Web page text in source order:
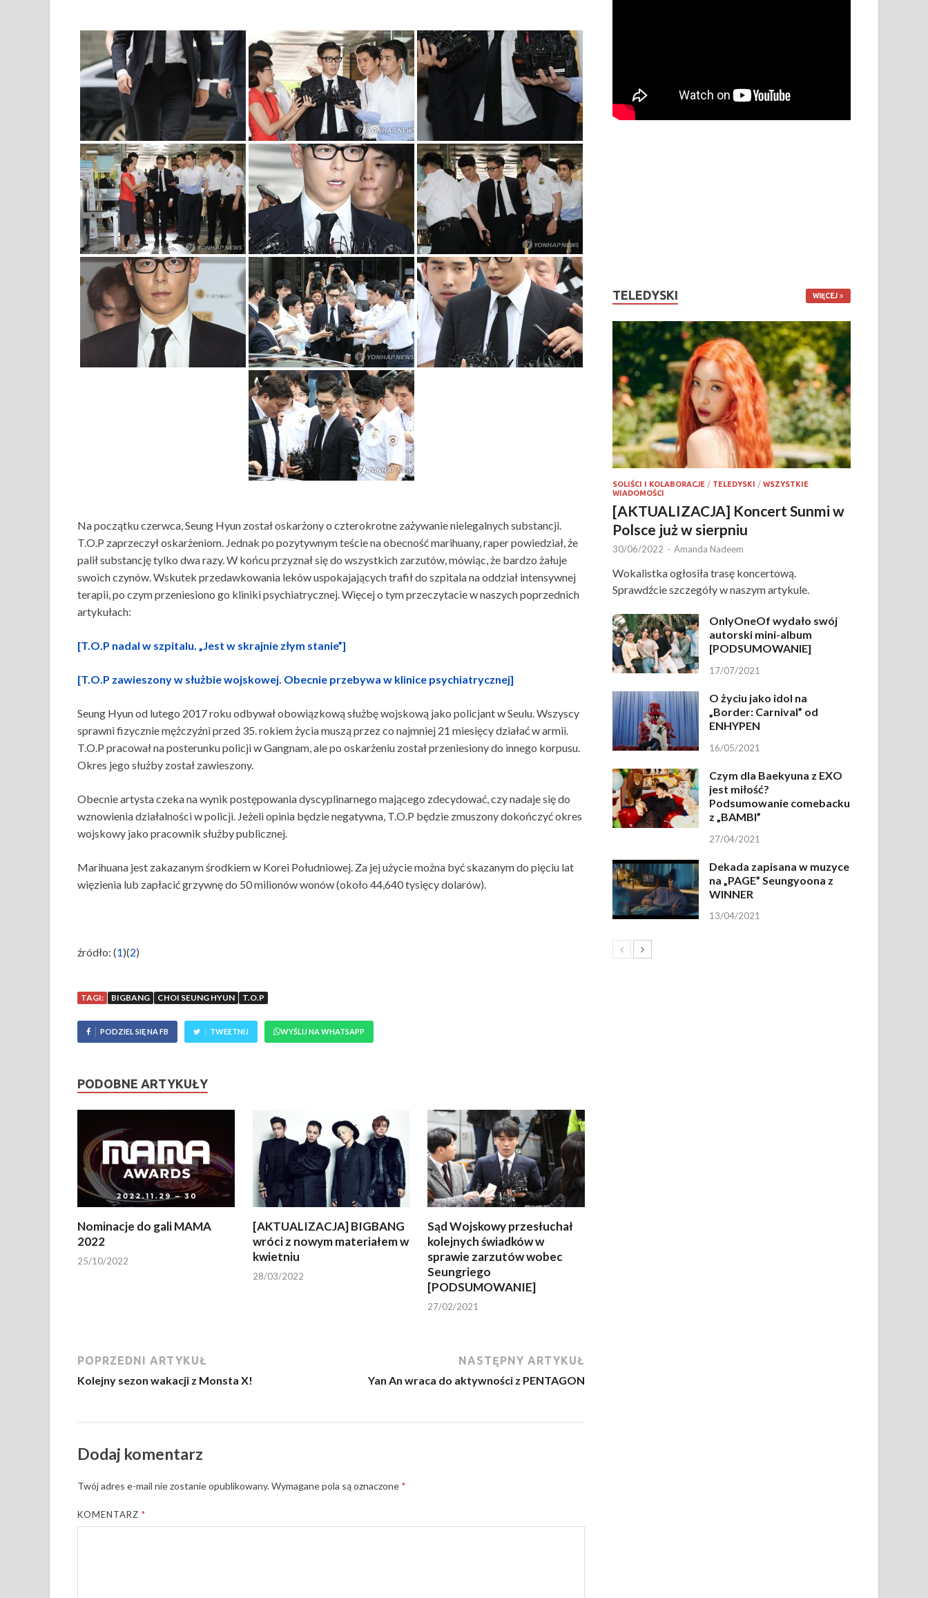
Na początku czerwca, Seung Hyun został oskarżony o czterokrotne zażywanie nielegalnych substancji.
T.O.P zaprzeczył oskarżeniom. Jednak po pozytywnym teście na obecność marihuany, raper powiedział, że
palił substancję tylko dwa razy. W końcu przyznał się do wszystkich zarzutów, mówiąc, że bardzo żałuje
swoich czynów. Wskutek przedawkowania leków uspokajających trafił do szpitala na oddział intensywnej
terapii, po czym przeniesiono go kliniki psychiatrycznej. Więcej o tym przeczytacie w naszych poprzednich
artykułach:
[T.O.P nadal w szpitalu. „Jest w skrajnie złym stanie”]
[T.O.P zawieszony w służbie wojskowej. Obecnie przebywa w klinice psychiatrycznej]
Seung Hyun od lutego 2017 roku odbywał obowiązkową służbę wojskową jako policjant w Seulu. Wszyscy
sprawni fizycznie mężczyźni przed 35. rokiem życia muszą przez co najmniej 21 miesięcy działać w armii.
T.O.P pracował na posterunku policji w Gangnam, ale po oskarżeniu został przeniesiony do innego korpusu.
Okres jego służby został zawieszony.
Obecnie artysta czeka na wynik postępowania dyscyplinarnego mającego zdecydować, czy nadaje się do
wznowienia działalności w policji. Jeżeli opinia będzie negatywna, T.O.P będzie zmuszony dokończyć okres
wojskowy jako pracownik służby publicznej.
Marihuana jest zakazanym środkiem w Korei Południowej. Za jej użycie można być skazanym do pięciu lat
więzienia lub zapłacić grzywnę do 50 milionów wonów (około 44,640 tysięcy dolarów).
źródło: (1)(2)
TAGI: BIGBANG CHOI SEUNG HYUN T.O.P
PODZIEL SIĘ NA FB TWEETNIJ WYŚLIJ NA WHATSAPP
PODOBNE ARTYKUŁY
Nominacje do gali MAMA
2022
25/10/2022
[AKTUALIZACJA] BIGBANG
wróci z nowym materiałem w
kwietniu
28/03/2022
Sąd Wojskowy przesłuchał
kolejnych świadków w
sprawie zarzutów wobec
Seungriego
[PODSUMOWANIE]
27/02/2021
POPRZEDNI ARTYKUŁ
Kolejny sezon wakacji z Monsta X!
NASTĘPNY ARTYKUŁ
Yan An wraca do aktywności z PENTAGON
Dodaj komentarz
Twój adres e-mail nie zostanie opublikowany.Wymagane pola są oznaczone *
KOMENTARZ*
TELEDYSKI WIĘCEJ
SOLIŚCI I KOLABORACJE / TELEDYSKI /WSZYSTKIE
WIADOMOŚCI
[AKTUALIZACJA] Koncert Sunmi w
Polsce już w sierpniu
30/06/2022 - Amanda Nadeem
Wokalistka ogłosiła trasę koncertową.
Sprawdźcie szczegóły w naszym artykule.
OnlyOneOf wydało swój
autorski mini-album
[PODSUMOWANIE]
17/07/2021
O życiu jako idol na
„Border: Carnival” od
ENHYPEN
16/05/2021
Czym dla Baekyuna z EXO
jest miłość?
Podsumowanie comebacku
z „BAMBI”
27/04/2021
Dekada zapisana w muzyce
na „PAGE” Seungyoona z
WINNER
13/04/2021